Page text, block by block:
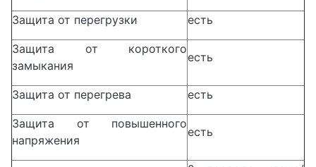
Защита от перегрузки есть
Защита от короткого
замыкания
есть
Защита от перегрева есть
Защита от повышенного
напряжения
есть